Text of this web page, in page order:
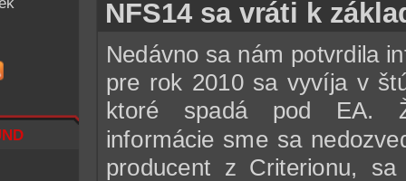
NFS14 sa vráti k
Nedávno sa nám potvrdila
pre rok 2010 sa vyvíja v
ktoré spadá pod EA.
informácie sme sa
producent z Criterionu,